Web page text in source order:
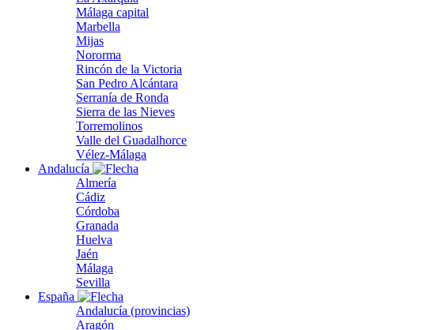
Málaga capital
Marbella
Mijas
Nororma
Rincón de la Victoria
San Pedro Alcántara
Serranía de Ronda
Sierra de las Nieves
Torremolinos
Valle del Guadalhorce
Vélez-Málaga
Andalucía
Almería
Cádiz
Córdoba
Granada
Huelva
Jaén
Málaga
Sevilla
España
Andalucía (provincias)
Aragón